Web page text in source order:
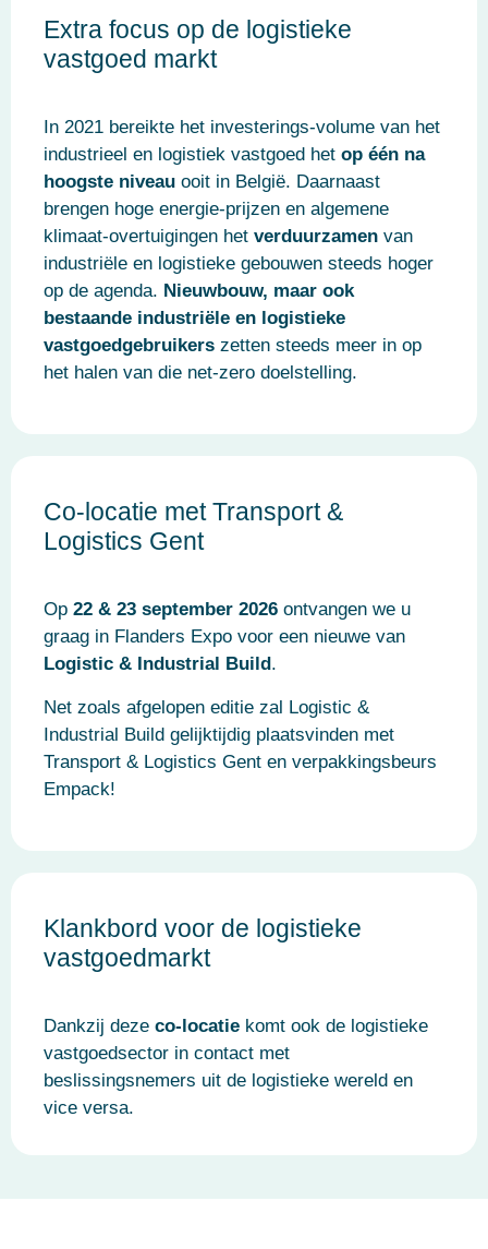
Extra focus op de logistieke
vastgoed markt
In 2021 bereikte het investerings-volume van het
industrieel en logistiek vastgoed het op één na
hoogste niveau ooit in België. Daarnaast
brengen hoge energie-prijzen en algemene
klimaat-overtuigingen het verduurzamen van
industriële en logistieke gebouwen steeds hoger
op de agenda. Nieuwbouw, maar ook
bestaande industriële en logistieke
vastgoedgebruikers zetten steeds meer in op
het halen van die net-zero doelstelling.
Co-locatie met Transport &
Logistics Gent
Op 22 & 23 september 2026 ontvangen we u
graag in Flanders Expo voor een nieuwe van
Logistic & Industrial Build .
Net zoals afgelopen editie zal Logistic &
Industrial Build gelijktijdig plaatsvinden met
Transport & Logistics Gent en verpakkingsbeurs
Empack!
Klankbord voor de logistieke
vastgoedmarkt
Dankzij deze co-locatie komt ook de logistieke
vastgoedsector in contact met
beslissingsnemers uit de logistieke wereld en
vice versa.